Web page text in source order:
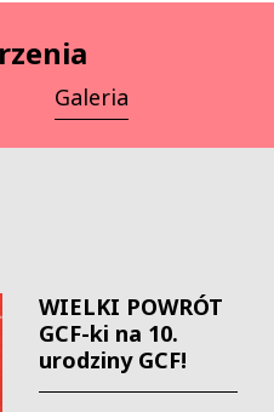
Galeria
WIELKI POWRÓT
GCF-ki na 10.
urodziny GCF!